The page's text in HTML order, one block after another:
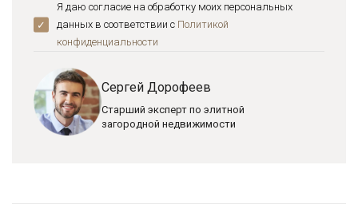
Я даю согласие на обработку моих персональных
данных в соответствии с Политикой
конфиденциальноcти
Сергей Дорофеев
Старший эксперт по элитной
загородной недвижимости